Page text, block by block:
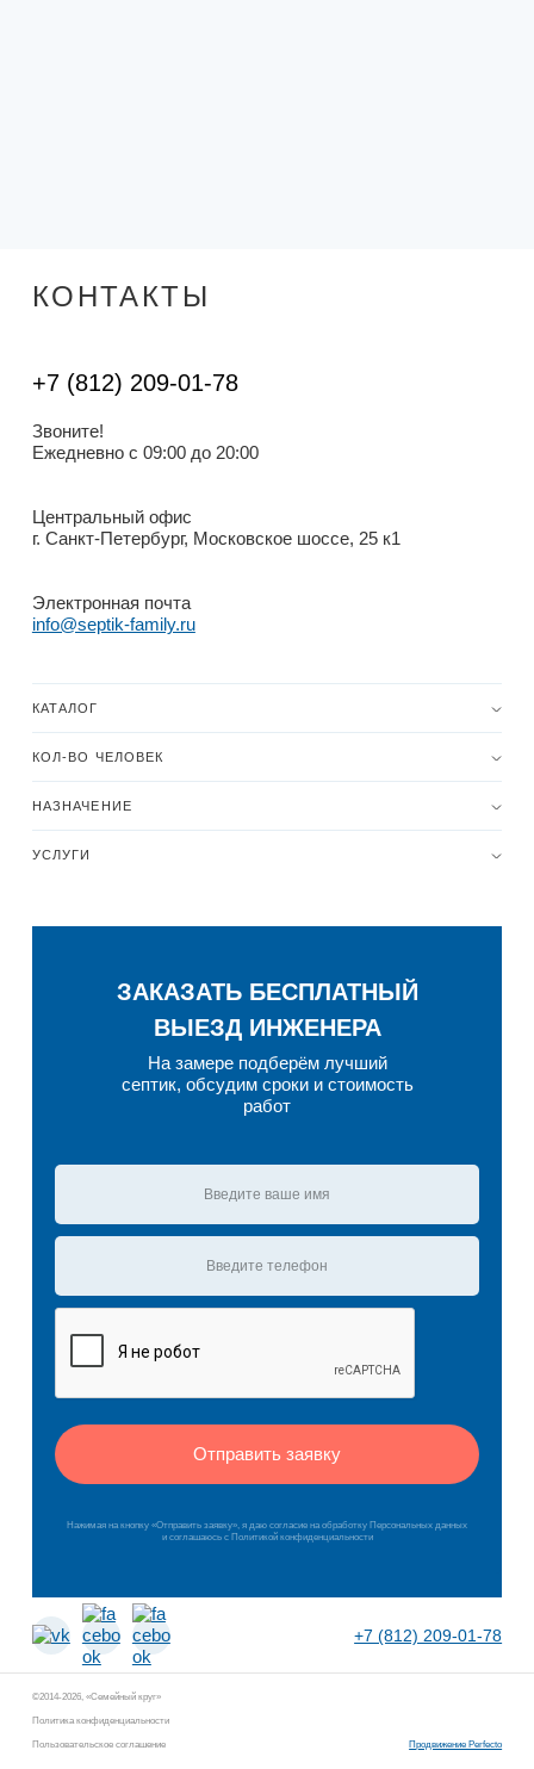
КОНТАКТЫ
+7 (812) 209-01-78
Звоните!
Ежедневно с 09:00 до 20:00
Центральный офис
г. Санкт-Петербург, Московское шоссе, 25 к1
Электронная почта
info@septik-family.ru
КАТАЛОГ
КОЛ-ВО ЧЕЛОВЕК
НАЗНАЧЕНИЕ
УСЛУГИ
ЗАКАЗАТЬ БЕСПЛАТНЫЙ
ВЫЕЗД ИНЖЕНЕРА
На замере подберём лучший
септик, обсудим сроки и стоимость
работ
Отправить заявку
Нажимая на кнопку «Отправить заявку», я даю согласие на обработку Персональных данных
и соглашаюсь c Политикой конфиденциальности
+7 (812) 209-01-78
©2014-2026, «Семейный круг»
Политика конфиденциальности
Пользовательское соглашение Продвижение Perfecto